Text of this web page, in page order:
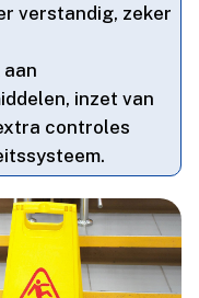
verstandig, zeker
aan
inzet van
controles